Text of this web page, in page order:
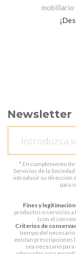
mobiliario
Newsletter
* En cumplimiento de
Servicios de la
introducir su dirección
para
Fines y
productos o servicios
(con el
Criterios de
tiempo del
existan prescripciones
sea necesario